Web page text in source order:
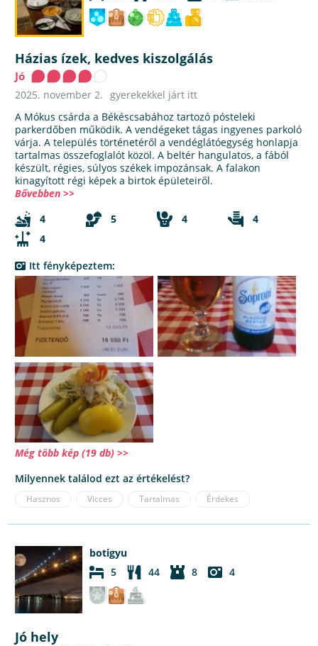
Házias ízek, kedves kiszolgálás
Jó
2025. november 2. gyerekekkel járt itt
A Mókus csárda a Békéscsabához tartozó pósteleki
parkerdőben működik. A vendégeket tágas ingyenes parkoló
várja. A település történetéről a vendéglátóegység honlapja
tartalmas összefoglalót közöl. A beltér hangulatos, a fából
készült, régies, súlyos székek impozánsak. A falakon
kinagyított régi képek a birtok épületeiről.
Bővebben >>
4
5 4
4
4
Itt fényképeztem:
Még több kép (19 db) >>
Milyennek találod ezt az értékelést?
Hasznos Vicces Tartalmas Érdekes
botigyu
5
44 8 4
Jó hely